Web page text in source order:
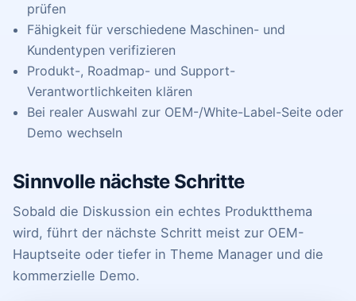
prüfen
Fähigkeit für verschiedene Maschinen- und
Kundentypen verifizieren
Produkt-, Roadmap- und Support-
Verantwortlichkeiten klären
Bei realer Auswahl zur OEM-/White-Label-Seite oder
Demo wechseln
Sinnvolle nächste Schritte
Sobald die Diskussion ein echtes Produktthema
wird, führt der nächste Schritt meist zur OEM-
Hauptseite oder tiefer in Theme Manager und die
kommerzielle Demo.